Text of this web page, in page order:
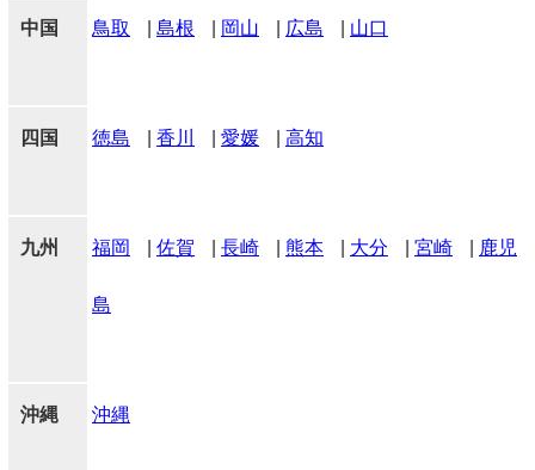
中国 鳥取 島根 岡山 広島 山口
四国 徳島 香川 愛媛 高知
九州 福岡 佐賀 長崎 熊本 大分 宮崎 鹿児
島
沖縄 沖縄